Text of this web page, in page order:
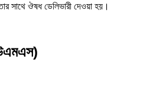
সাথে ঔষধ ডেলিভারী দেওয়া হয়।